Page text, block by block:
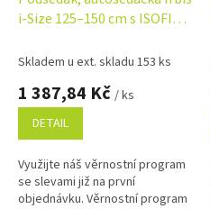
i-Size 125–150 cm s ISOFIX –
Skladem u ext. skladu 153 ks
1 387,84 Kč / ks
DETAIL
Využijte náš věrnostní program
se slevami již na první
objednávku. Věrnostní program